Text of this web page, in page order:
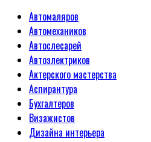
Автомаляров
Автомехаников
Автослесарей
Автоэлектриков
Актерского мастерства
Аспирантура
Бухгалтеров
Визажистов
Дизайна интерьера